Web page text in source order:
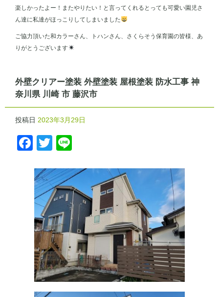
楽しかったよー！またやりたい！と言ってくれるとっても可愛い園児さ
ん達に私達がほっこりしてしまいました
ご協力頂いた和カラーさん、トハンさん、さくらそう保育園の皆様、あ
りがとうございます
外壁クリアー塗装 外壁塗装 屋根塗装 防水工事 神
奈川県 川崎 市 藤沢市
投稿日 2023年3月29日
Facebook
Twitter